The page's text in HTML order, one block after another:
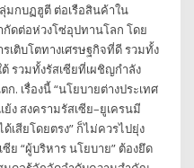
มกบฏฮูตี ต่อเรือสินค้าใน
กัดต่อห่วงโซ่อุปทานโลก โดย
เติบโตทางเศรษฐกิจที่ดี รวมทั้ง
รวมทั้งรัสเซียที่เผชิญกำลัง
. เรื่องนี้ “นโยบายต่างประเทศ
ย้ง สงครามรัสเซีย–ยูเครนมี
เสียโดยตรง” ก็ไม่ควรไปยุ่ง
ย “ผู้บริหาร นโยบาย” ต้องยึด